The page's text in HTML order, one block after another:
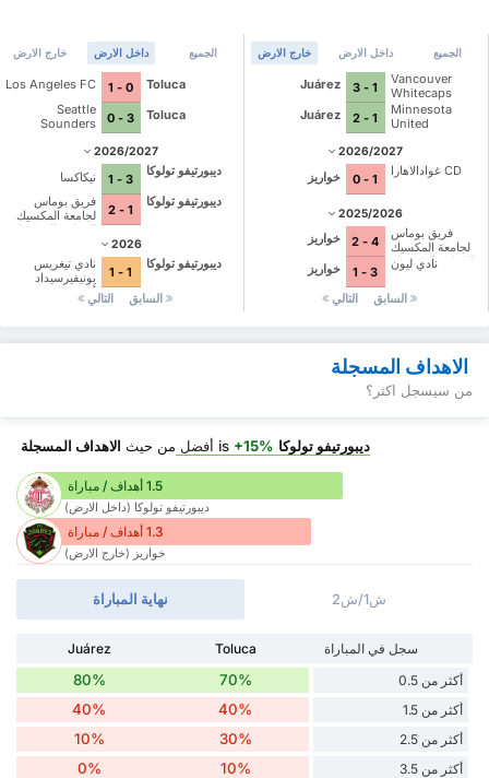
الجميع داخل الارض خارج الارض
Los Angeles FC 0 - 1
Toluca
Seattle
Sounders
3 - 0 Toluca
2026/2027
نيكاكسا 3 - 1
ديبورتيفو تولوكا
فريق بوماس
لجامعة المكسيك
الوطنية المستقلة
1 - 2
ديبورتيفو تولوكا
2026
نادي تيغريس
يونيفيرسيداد
أوتونوما دي نويفو
ليون
1 - 1
ديبورتيفو تولوكا
السابق التالي
الجميع داخل الارض خارج الارض
Juárez 1 - 3
Vancouver
Whitecaps
Juárez
1 - 2
Minnesota
United
2026/2027
خواريز 1 - 0
CD غوادالاهارا
2025/2026
خواريز 4 - 2
فريق بوماس
لجامعة المكسيك
الوطنية المستقلة
خواريز 3 - 1
نادي ليون
السابق التالي
الاهداف المسجلة
من سيسجل اكثر؟
ديبورتيفو تولوكا +15% أفضل من حيث الاهداف المسجلة
1.5 أهداف / مباراة
ديبورتيفو تولوكا (داخل الارض)
1.3 أهداف / مباراة
خواريز (خارج الارض)
نهاية المباراة ش1/ش2
سجل في المباراة Toluca
Juárez
أكثر من 0.5
70%
80%
أكثر من 1.5 40%
40%
أكثر من 2.5 30%
10%
أكثر من 3.5 10%
0%